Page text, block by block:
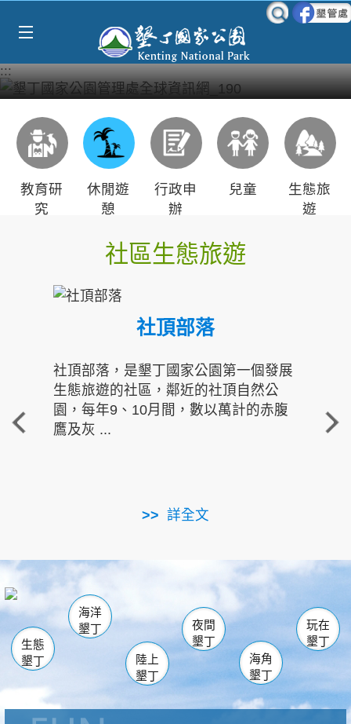
:::
教育研
究
休閒遊
憩
行政申
辦
兒童
生態旅
遊
社區生態旅遊
社頂部落
社頂部落，是墾丁國家公園第一個發展
生態旅遊的社區，鄰近的社頂自然公
園，每年9、10月間，數以萬計的赤腹
鷹及灰 ...
詳全文
重
走進
南仁湖
海生館
恆春 佳樂水
龍鑾潭自然中心 森林遊樂區
瓊麻館
關山 墾管處遊客中心
社頂公園 風吹沙
船帆石
白砂 龍磐公園
香蕉灣
砂島
鵝鑾鼻
生態
墾丁
海洋
墾丁
陸上
墾丁
夜間
墾丁
海角
墾丁
玩在
墾丁